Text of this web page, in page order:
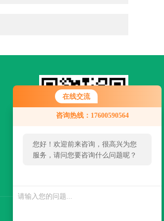
在线交流
咨询热线：17600590564
您好！欢迎前来咨询，很高兴为您
服务，请问您要咨询什么问题呢？